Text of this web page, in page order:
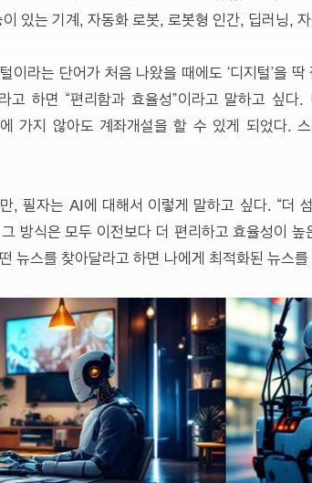
있는 기계, 자동화 로봇, 로봇형 인간, 딥러닝,
이라는 단어가 처음 나왔을 때에도 ‘디지털’을
고 하면 “편리함과 효율성”이라고 말하고 싶
가지 않아도 계좌개설을 할 수 있게 되었다.
, 필자는 AI에 대해서 이렇게 말하고 싶다. “더
방식은 모두 이전보다 더 편리하고 효율성이
뉴스를 찾아달라고 하면 나에게 최적화된 뉴스